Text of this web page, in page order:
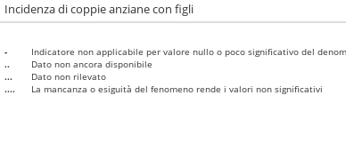
Incidenza di coppie anziane con figli
-
Indicatore non applicabile per valore nullo o poco significativo del
..
Dato non ancora disponibile
...
Dato non rilevato
....
La mancanza o esiguità del fenomeno rende i valori non significativi